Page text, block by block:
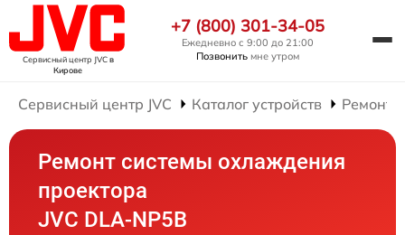
Сервисный центр JVCв
Кирове
+7 (800) 301-34-05
Ежедневно с 9:00 до 21:00
Позвонить мне утром
Сервисный центр JVC Каталог устройств Ремонт
Ремонт системы охлаждения
проектора
JVC DLA-NP5B